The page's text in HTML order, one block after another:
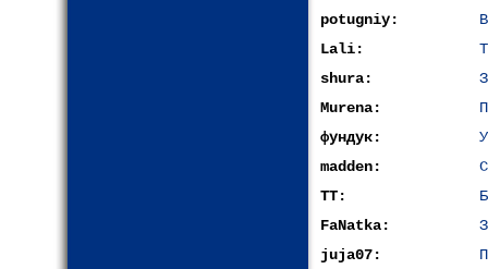
potugniy:
Lali:
shura:
Murena:
фундук:
madden:
ТТ:
FaNatka:
juja07: